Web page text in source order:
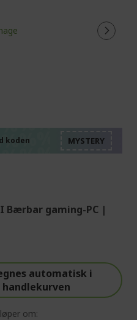
koden
Bærbar gaming-PC |
automatisk i
handlekurven
om: